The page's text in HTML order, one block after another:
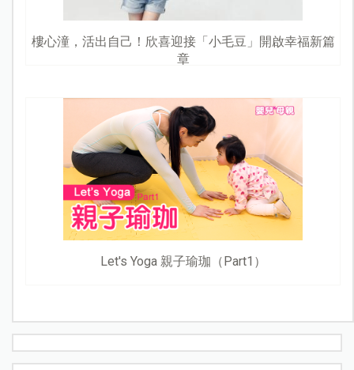
樓心潼，活出自己！欣喜迎接「小毛豆」開啟幸福新篇
章
Let's Yoga 親子瑜珈（Part1）